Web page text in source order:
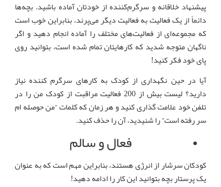
پیشنهاد خلاقانه و سرگرم‌کننده از خودتان آماده باشید. بچه‌ها
دائماً از یک فعالیت به فعالیت دیگر می‌پرند، بنابراین خوب است
که مجموعه‌ای از فعالیت‌های مختلف را آماده انجام دهید و اگر
ناگهان متوجه شدید که کارهایتان تمام شده است، بتوانید روی
پای خود فکر کنید!
آیا در حین نگهداری از کودک به کارهای سرگرم کننده نیاز
دارید؟ لیست بیش از 200 فعالیت مراقبت از کودک من را در
تلفن خود علامت گذاری کنید و هر زمان که کلمات “من حوصله ام
سر رفته است” را شنیدید، آن را حذف کنید.
فعال و سالم
کودکان سرشار از انرژی هستند، بنابراین مهم است که به عنوان
یک پرستار بچه بتوانید این کار را ادامه دهید!